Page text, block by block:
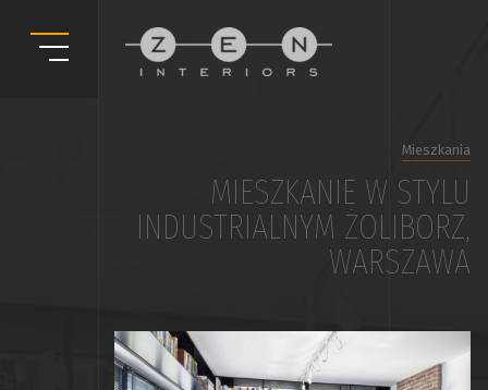
MIESZKANIE W STYLU
INDUSTRIALNYM ŻOLIBORZ,
WARSZAWA
Mieszkania